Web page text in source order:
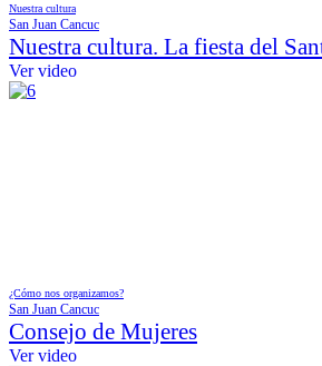
Nuestra cultura
San Juan Cancuc
Nuestra cultura. La fiesta del
Ver video
¿Cómo nos organizamos?
San Juan Cancuc
Consejo de Mujeres
Ver video